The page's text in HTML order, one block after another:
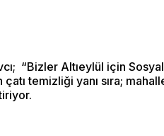
“Bizler Altıeylül için
temizliği yanı sıra;